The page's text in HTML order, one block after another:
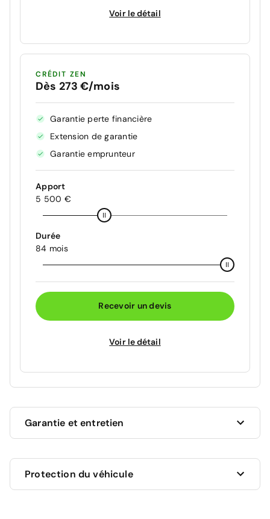
Voir le détail
CRÉDIT ZEN
Dès 273 €/mois
Garantie perte financière
Extension de garantie
Garantie emprunteur
Apport
5 500 €
Durée
84 mois
Recevoir un devis
Voir le détail
Garantie et entretien
mois à compter de la date de livraison.
Protection du véhicule